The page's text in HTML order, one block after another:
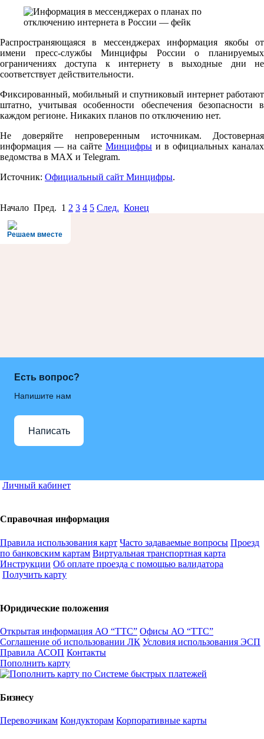
Распространяющаяся в мессенджерах информация якобы от
имени пресс-службы Минцифры России о планируемых
ограничениях доступа к интернету в выходные дни не
соответствует действительности.
Фиксированный, мобильный и спутниковый интернет работают
штатно, учитывая особенности обеспечения безопасности в
каждом регионе. Никаких планов по отключению нет.
Не доверяйте непроверенным источникам. Достоверная
информация — на сайте Минцифры и в официальных каналах
ведомства в MAX и Telegram.
Источник: Официальный сайт Минцифры.
Начало Пред. 1 2 3 4 5 След. Конец
Решаем вместе
Есть вопрос?
Напишите нам
Написать
Личный кабинет
Справочная информация
Правила использования карт Часто задаваемые вопросы Проезд
по банковским картам Виртуальная транспортная карта
Инструкции Об оплате проезда с помощью валидатора
Получить карту
Юридические положения
Открытая информация АО “ТТС” Офисы АО “ТТС”
Соглашение об использовании ЛК Условия использования ЭСП
Правила АСОП Контакты
Пополнить карту
Бизнесу
Перевозчикам Кондукторам Корпоративные карты